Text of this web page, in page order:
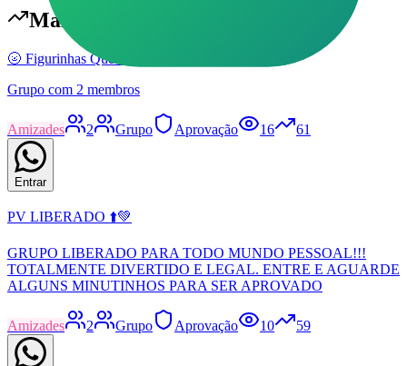
Mais populares em
🌝 Figurinhas Quentes 🌚
Grupo com 2 membros
Amizades 2 Grupo Aprovação 16 61
Entrar
PV LIBERADO ⬆️💚
GRUPO LIBERADO PARA TODO MUNDO PESSOAL!!!
TOTALMENTE DIVERTIDO E LEGAL. ENTRE E AGUARDE
ALGUNS MINUTINHOS PARA SER APROVADO
Amizades 2 Grupo Aprovação 10 59